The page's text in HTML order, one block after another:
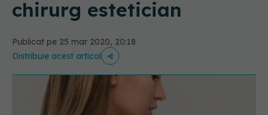
chirurg estetician
Publicat pe 25 mar 2020, 20:18
Distribuie acest articol